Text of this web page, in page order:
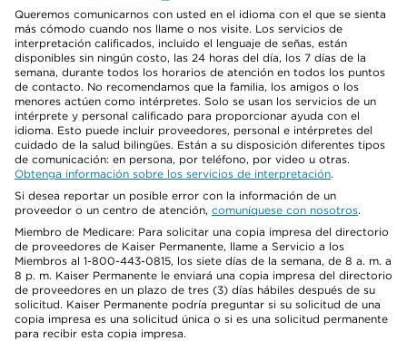
Queremos comunicarnos con usted en el idioma con el que se sienta
más cómodo cuando nos llame o nos visite. Los servicios de
interpretación calificados, incluido el lenguaje de señas, están
disponibles sin ningún costo, las 24 horas del día, los 7 días de la
semana, durante todos los horarios de atención en todos los puntos
de contacto. No recomendamos que la familia, los amigos o los
menores actúen como intérpretes. Solo se usan los servicios de un
intérprete y personal calificado para proporcionar ayuda con el
idioma. Esto puede incluir proveedores, personal e intérpretes del
cuidado de la salud bilingües. Están a su disposición diferentes tipos
de comunicación: en persona, por teléfono, por video u otras.
Obtenga información sobre los servicios de interpretación.
Si desea reportar un posible error con la información de un
proveedor o un centro de atención, comuníquese con nosotros.
Miembro de Medicare: Para solicitar una copia impresa del directorio
de proveedores de Kaiser Permanente, llame a Servicio a los
Miembros al 1-800-443-0815, los siete días de la semana, de 8 a. m. a
8 p. m. Kaiser Permanente le enviará una copia impresa del directorio
de proveedores en un plazo de tres (3) días hábiles después de su
solicitud. Kaiser Permanente podría preguntar si su solicitud de una
copia impresa es una solicitud única o si es una solicitud permanente
para recibir esta copia impresa.